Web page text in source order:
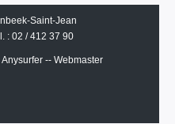
Saint-Jean
: 02 / 412 37 90
Anysurfer -- Webmaster